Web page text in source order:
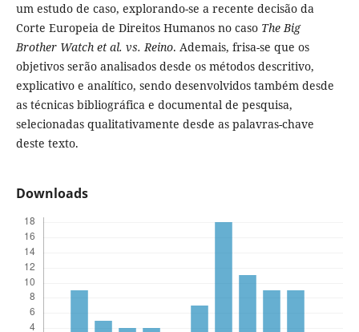
um estudo de caso, explorando-se a recente decisão da
Corte Europeia de Direitos Humanos no caso The Big
Brother Watch et al. vs. Reino. Ademais, frisa-se que os
objetivos serão analisados desde os métodos descritivo,
explicativo e analítico, sendo desenvolvidos também desde
as técnicas bibliográfica e documental de pesquisa,
selecionadas qualitativamente desde as palavras-chave
deste texto.
Downloads